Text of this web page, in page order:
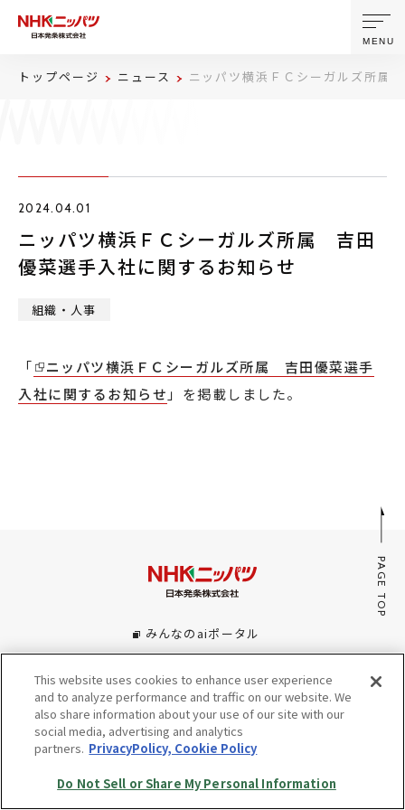
製品・技術
ニュース
株主・投資家情報
MENU
トップページ ニュース ニッパツ横浜ＦＣシーガルズ所属
2024.04.01
ニッパツ横浜ＦＣシーガルズ所属 吉田
優菜選手入社に関するお知らせ
組織・人事
「
ニッパツ横浜ＦＣシーガルズ所属 吉田優菜選手
入社に関するお知らせ 」を掲載しました。
PAGE TOP
みんなのaiポータル
サイトマップ
プライバシーポリシー・Cookieポリシー
Do Not Sell or Share My Personal Information
© Copyright NHK SPRING Co.,Ltd. All rights reserved.
This website uses cookies to enhance user experience
and to analyze performance and traffic on our website. We
also share information about your use of our site with our
social media, advertising and analytics
partners. PrivacyPolicy, Cookie Policy
Do Not Sell or Share My Personal Information